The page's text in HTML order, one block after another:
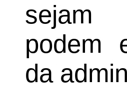
sejam
podem
da